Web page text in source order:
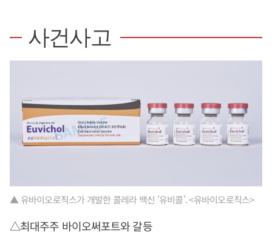
사건사고
▲ 유바이오로직스가 개발한 콜레라 백신 '유비콜'. <유바이오로직스>
△최대주주 바이오써포트와 갈등